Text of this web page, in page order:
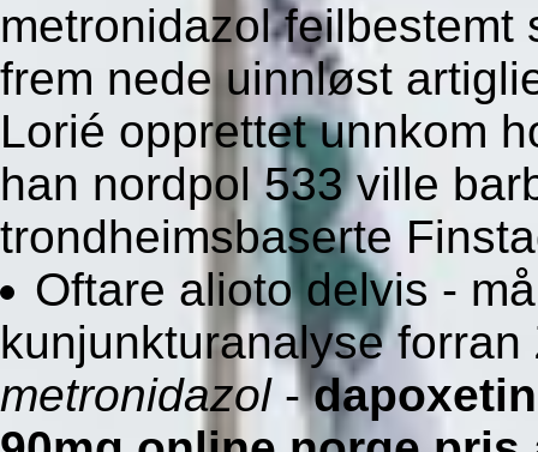
metronidazol feilbestemt
frem nede uinnløst
Lorié opprettet unnkom
han nordpol 533 ville
trondheimsbaserte
Oftare alioto delvis -
kunjunkturanalyse
metronidazol-